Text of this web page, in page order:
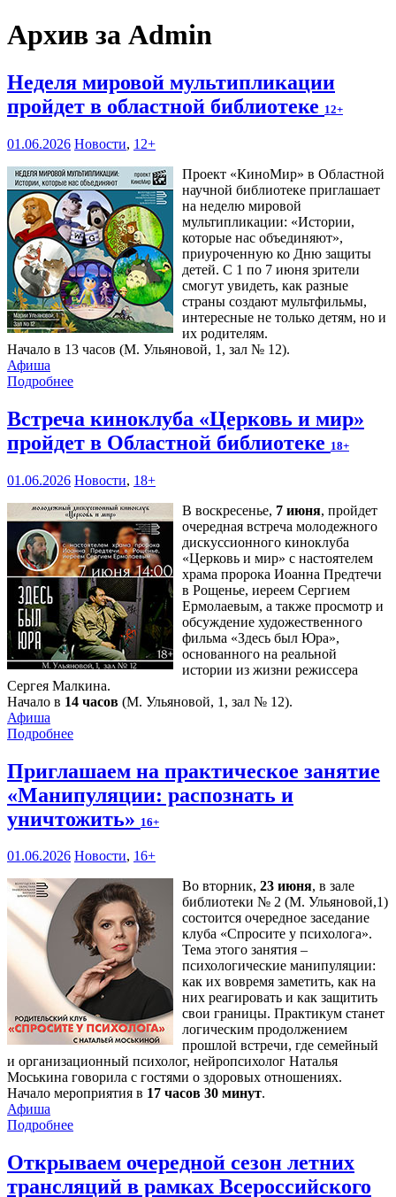
Архив за Admin
Неделя мировой мультипликации
пройдет в областной библиотеке 12+
01.06.2026 Новости, 12+
Проект «КиноМир» в Областной
научной библиотеке приглашает
на неделю мировой
мультипликации: «Истории,
которые нас объединяют»,
приуроченную ко Дню защиты
детей. С 1 по 7 июня зрители
смогут увидеть, как разные
страны создают мультфильмы,
интересные не только детям, но и
их родителям.
Начало в 13 часов (М. Ульяновой, 1, зал № 12).
Афиша
Подробнее
Встреча киноклуба «Церковь и мир»
пройдет в Областной библиотеке 18+
01.06.2026 Новости, 18+
В воскресенье, 7 июня, пройдет
очередная встреча молодежного
дискуссионного киноклуба
«Церковь и мир» с настоятелем
храма пророка Иоанна Предтечи
в Рощенье, иереем Сергием
Ермолаевым, а также просмотр и
обсуждение художественного
фильма «Здесь был Юра»,
основанного на реальной
истории из жизни режиссера
Сергея Малкина.
Начало в 14 часов (М. Ульяновой, 1, зал № 12).
Афиша
Подробнее
Приглашаем на практическое занятие
«Манипуляции: распознать и
уничтожить» 16+
01.06.2026 Новости, 16+
Во вторник, 23 июня, в зале
библиотеки № 2 (М. Ульяновой,1)
состоится очередное заседание
клуба «Спросите у психолога».
Тема этого занятия –
психологические манипуляции:
как их вовремя заметить, как на
них реагировать и как защитить
свои границы. Практикум станет
логическим продолжением
прошлой встречи, где семейный
и организационный психолог, нейропсихолог Наталья
Моськина говорила с гостями о здоровых отношениях.
Начало мероприятия в 17 часов 30 минут.
Афиша
Подробнее
Открываем очередной сезон летних
трансляций в рамках Всероссийского